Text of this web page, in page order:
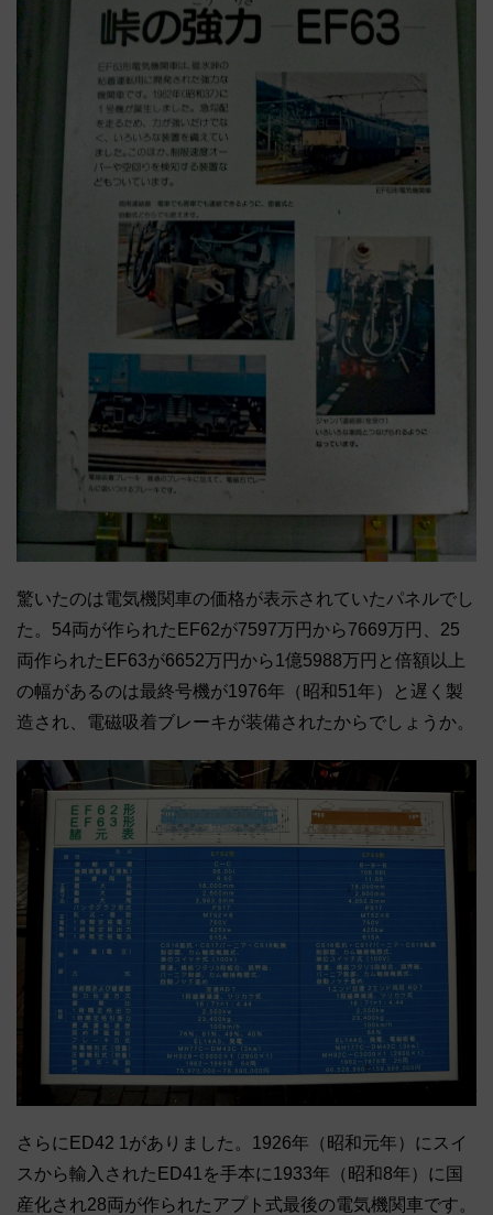
驚いたのは電気機関車の価格が表示されていたパネルでし
た。54両が作られたEF62が7597万円から7669万円、25
両作られたEF63が6652万円から1億5988万円と倍額以上
の幅があるのは最終号機が1976年（昭和51年）と遅く製
造され、電磁吸着ブレーキが装備されたからでしょうか。
さらにED42 1がありました。1926年（昭和元年）にスイ
スから輸入されたED41を手本に1933年（昭和8年）に国
産化され28両が作られたアプト式最後の電気機関車です。